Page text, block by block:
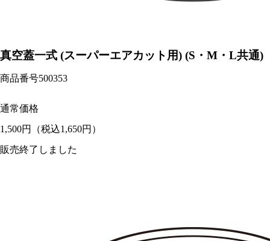
真空蓋一式 (スーパーエアカット用) (S・M・L共通)
商品番号500353
通常価格
1,500円
（税込1,650円）
販売終了しました